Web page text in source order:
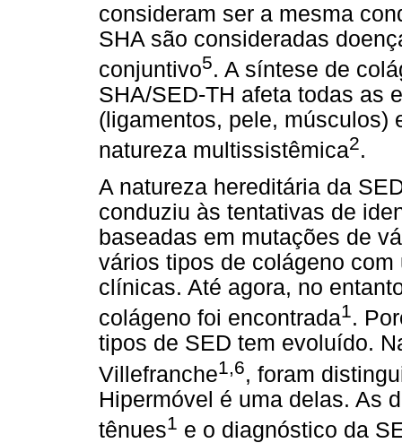
consideram ser a mesma
SHA são consideradas
conjuntivo5. A síntese de
SHA/SED-TH afeta todas as
(ligamentos, pele, músculos)
natureza multissistêmica2.
A natureza hereditária da
conduziu às tentativas de
baseadas em mutações de
vários tipos de colágeno
clínicas. Até agora, no
colágeno foi encontrada1.
tipos de SED tem evoluído.
Villefranche1,6, foram
Hipermóvel é uma delas. As
tênues1 e o diagnóstico da